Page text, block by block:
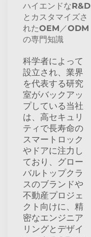
ハイエンドなR&D
とカスタマイズさ
れたOEM／ODM
の専門知識
科学者によって
設立され、業界
を代表する研究
室がバックアッ
プしている当社
は、高セキュリ
ティで長寿命の
スマートロック
やドアに注力し
ており、グロー
バルトップクラ
スのブランドや
不動産プロジェ
クト向けに、精
密なエンジニア
リングとデザイ